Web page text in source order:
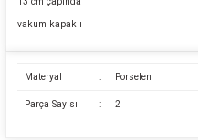
vakum kapaklı
Materyal : Porselen
Parça Sayısı : 2